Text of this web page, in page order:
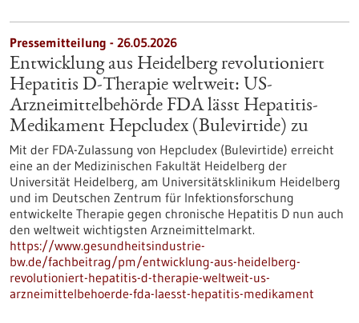
Pressemitteilung - 26.05.2026
Entwicklung aus Heidelberg revolutioniert
Hepatitis D-Therapie weltweit: US-
Arzneimittelbehörde FDA lässt Hepatitis-
Medikament Hepcludex (Bulevirtide) zu
Mit der FDA-Zulassung von Hepcludex (Bulevirtide) erreicht
eine an der Medizinischen Fakultät Heidelberg der
Universität Heidelberg, am Universitätsklinikum Heidelberg
und im Deutschen Zentrum für Infektionsforschung
entwickelte Therapie gegen chronische Hepatitis D nun auch
den weltweit wichtigsten Arzneimittelmarkt.
https://www.gesundheitsindustrie-
bw.de/fachbeitrag/pm/entwicklung-aus-heidelberg-
revolutioniert-hepatitis-d-therapie-weltweit-us-
arzneimittelbehoerde-fda-laesst-hepatitis-medikament